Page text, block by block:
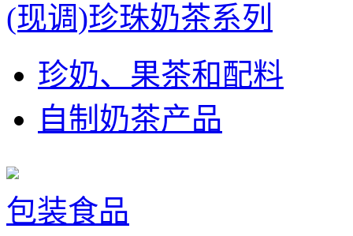
(现调)珍珠奶茶系列
珍奶、果茶和配料
自制奶茶产品
包装食品